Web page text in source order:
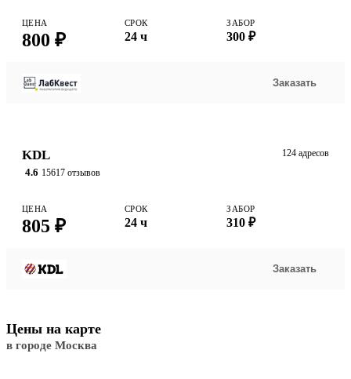
ЦЕНА
800 ₽
СРОК
24 ч
ЗАБОР
300 ₽
Заказать
KDL
4.6 15617 отзывов
124 адресов
ЦЕНА
805 ₽
СРОК
24 ч
ЗАБОР
310 ₽
Заказать
Цены на карте
в городе Москва